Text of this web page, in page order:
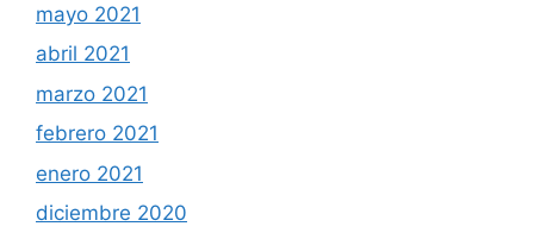
mayo 2021
abril 2021
marzo 2021
febrero 2021
enero 2021
diciembre 2020